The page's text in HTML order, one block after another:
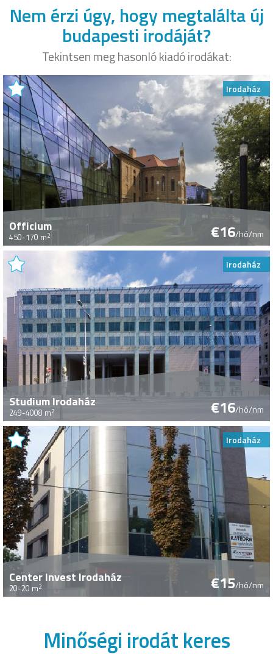
Nem érzi úgy, hogy megtalálta új
budapesti irodáját?
Tekintsen meg hasonló kiadó irodákat:
Irodaház
Officium
450-170 m2 €16/hó/nm
Irodaház
Studium Irodaház
249-4008 m2 €16/hó/nm
Irodaház
Center Invest Irodaház
20-20 m2 €15/hó/nm
Minőségi irodát keres